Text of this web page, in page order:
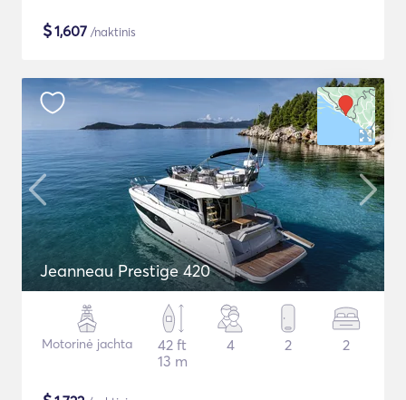
$1,607 /naktinis
Jeanneau Prestige 420
Motorinė jachta
42 ft
13 m
4 2 2